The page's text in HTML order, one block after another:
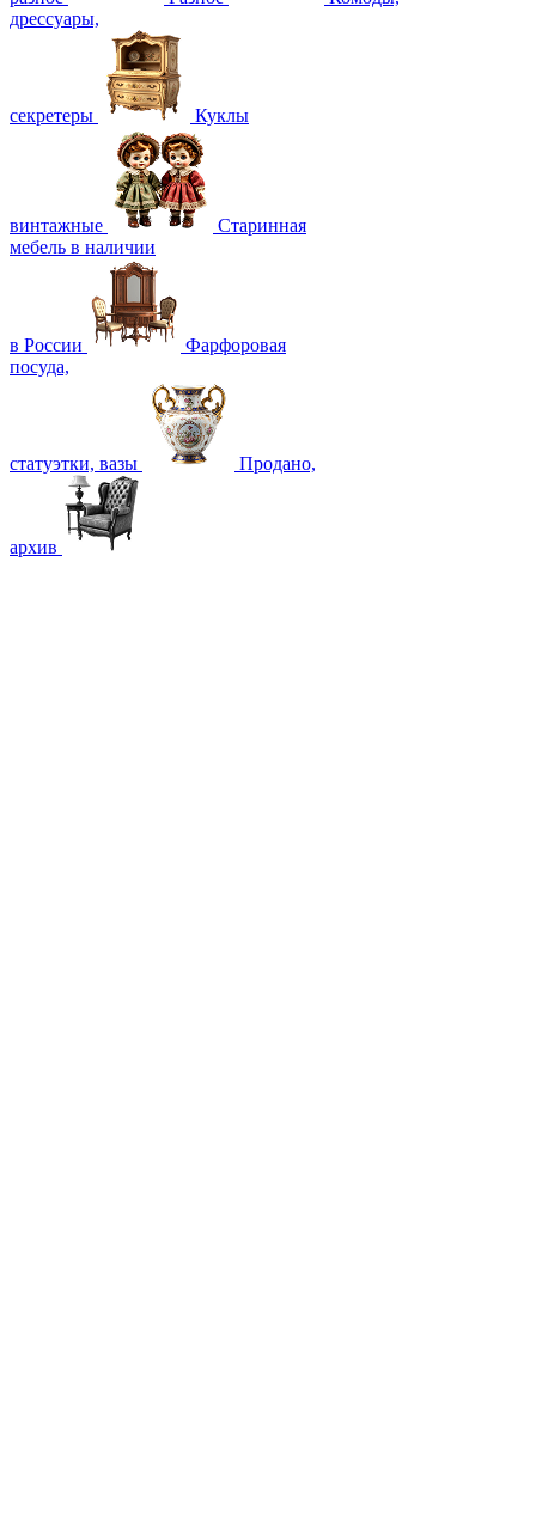
дрессуары,
секретеры Куклы
винтажные
Старинная
мебель в наличии
в России
Фарфоровая
посуда,
статуэтки, вазы Продано,
архив